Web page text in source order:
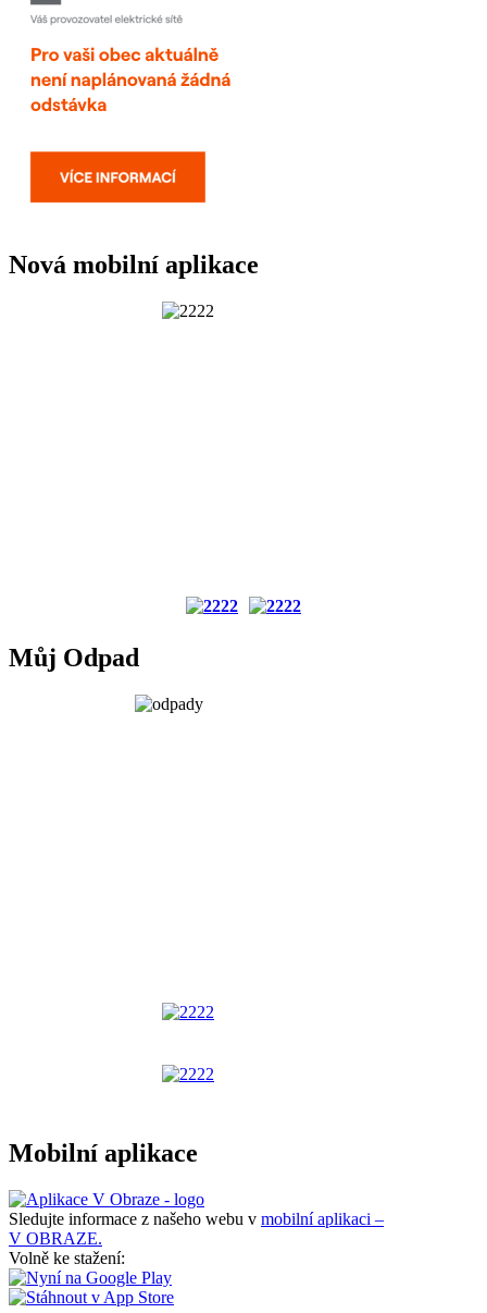
Nová mobilní aplikace
Můj Odpad
Mobilní aplikace
Sledujte informace z našeho webu v mobilní aplikaci –
V OBRAZE.
Volně ke stažení: